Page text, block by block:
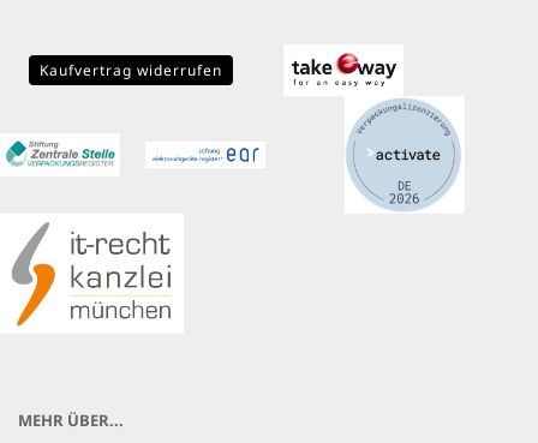
Kaufvertrag widerrufen
MEHR ÜBER...